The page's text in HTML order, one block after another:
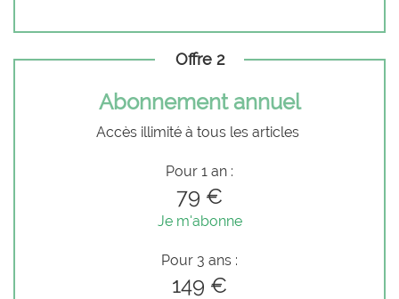
Offre 2
Abonnement annuel
Accès illimité à tous les articles
Pour 1 an :
79 €
Je m'abonne
Pour 3 ans :
149 €